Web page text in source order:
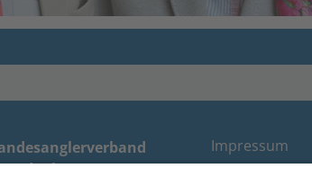
e.V.
Impressum